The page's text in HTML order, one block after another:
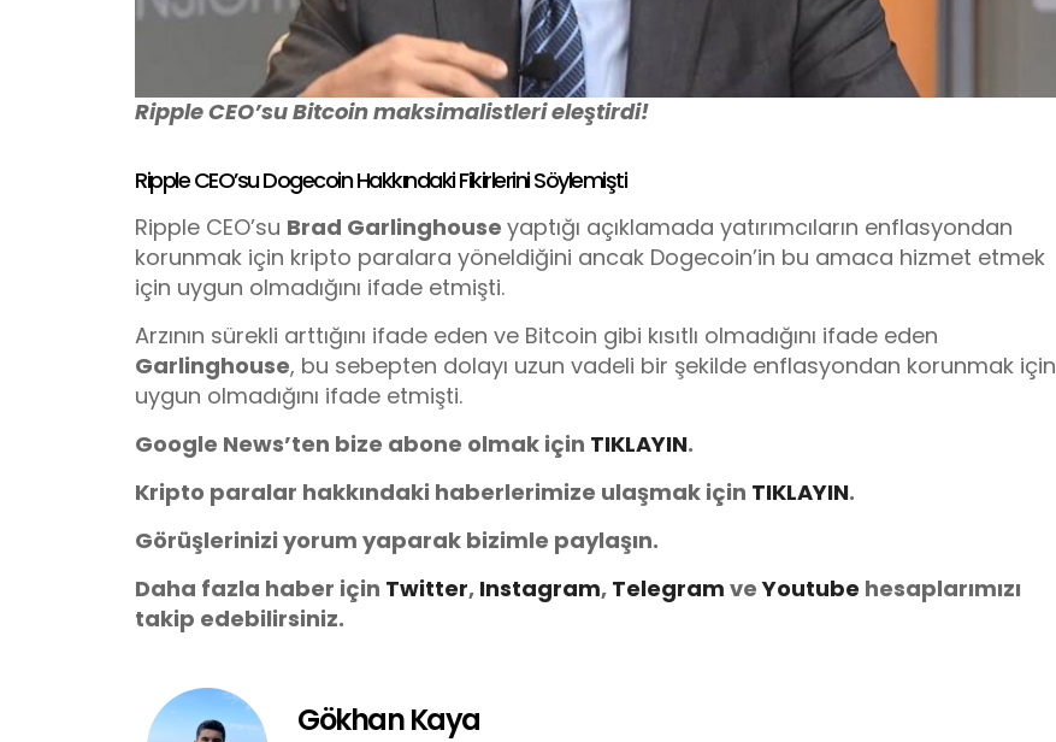
Ripple CEO’su Bitcoin maksimalistleri eleştirdi!
Ripple CEO’su Dogecoin Hakkındaki Fikirlerini Söylemişti
Ripple CEO’su Brad Garlinghouse yaptığı açıklamada yatırımcıların enflasyondan
korunmak için kripto paralara yöneldiğini ancak Dogecoin’in bu amaca hizmet etmek
için uygun olmadığını ifade etmişti.
Arzının sürekli arttığını ifade eden ve Bitcoin gibi kısıtlı olmadığını ifade eden
Garlinghouse, bu sebepten dolayı uzun vadeli bir şekilde enflasyondan korunmak için
uygun olmadığını ifade etmişti.
Google News’ten bize abone olmak için TIKLAYIN.
Kripto paralar hakkındaki haberlerimize ulaşmak için TIKLAYIN.
Görüşlerinizi yorum yaparak bizimle paylaşın.
Daha fazla haber için Twitter, Instagram, Telegram veYoutube hesaplarımızı
takip edebilirsiniz.
Gökhan Kaya